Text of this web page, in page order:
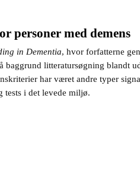
personer med demens
in Dementia, hvor forfatterne
litteratursøgning blandt
har været andre typer
tests i det levede miljø.